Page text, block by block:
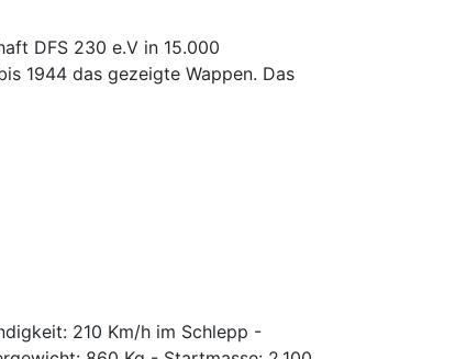
DFS 230 e.V in 15.000
1944 das gezeigte Wappen. Das
210 Km/h im Schlepp -